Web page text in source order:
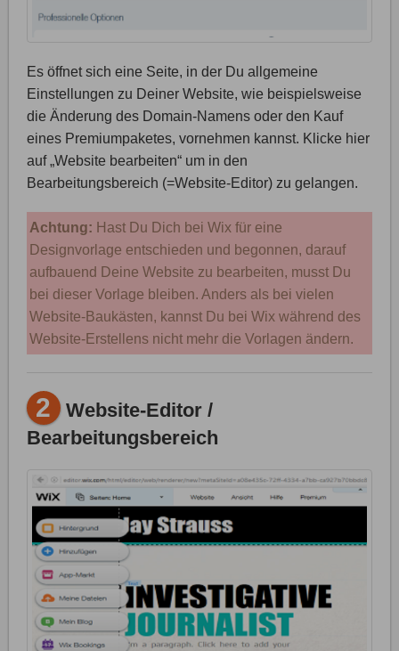
Es öffnet sich eine Seite, in der Du allgemeine
Einstellungen zu Deiner Website, wie beispielsweise
die Änderung des Domain-Namens oder den Kauf
eines Premiumpaketes, vornehmen kannst. Klicke hier
auf „Website bearbeiten“ um in den
Bearbeitungsbereich (=Website-Editor) zu gelangen.
Achtung: Hast Du Dich bei Wix für eine
Designvorlage entschieden und begonnen, darauf
aufbauend Deine Website zu bearbeiten, musst Du
bei dieser Vorlage bleiben. Anders als bei vielen
Website-Baukästen, kannst Du bei Wix während des
Website-Erstellens nicht mehr die Vorlagen ändern.
2 Website-Editor /
Bearbeitungsbereich